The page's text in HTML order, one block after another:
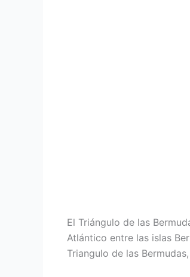
El Triángulo de las
Atlántico entre las islas
Triangulo de las